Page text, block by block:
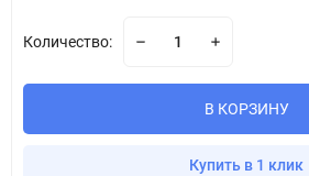
Количество:
В КОРЗИНУ
Купить в 1 клик